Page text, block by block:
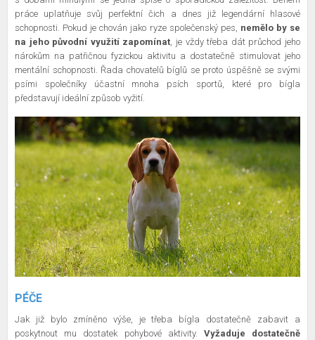
práce uplatňuje svůj perfektní čich a dnes již legendární hlasové
schopnosti. Pokud je chován jako ryze společenský pes, nemělo by se
na jeho původní využití zapomínat, je vždy třeba dát průchod jeho
nárokům na patřičnou fyzickou aktivitu a dostatečně stimulovat jeho
mentální schopnosti. Řada chovatelů bíglů se proto úspěšně se svými
psími společníky účastní mnoha psích sportů, které pro bígla
představují ideální způsob vyžití.
PÉČE
Jak již bylo zmíněno výše, je třeba bígla dostatečně zabavit a
poskytnout mu dostatek pohybové aktivity. Vyžaduje dostatečně